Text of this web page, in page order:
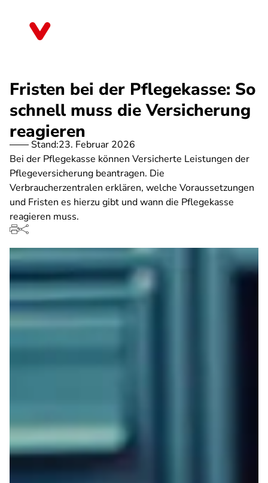
Fristen bei der Pflegekasse: So
schnell muss die Versicherung
reagieren
Stand:23. Februar 2026
Bei der Pflegekasse können Versicherte Leistungen der
Pflegeversicherung beantragen. Die
Verbraucherzentralen erklären, welche Voraussetzungen
und Fristen es hierzu gibt und wann die Pflegekasse
reagieren muss.